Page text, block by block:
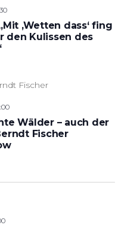
‚Wetten dass‘ fing
den Kulissen des
Wälder – auch der
Fischer